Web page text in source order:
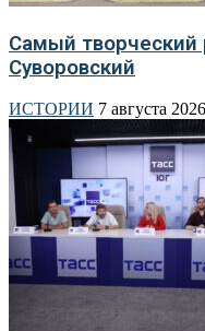
Самый творческий
Суворовский
ИСТОРИИ 7 августа 2026